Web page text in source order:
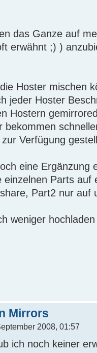
das Ganze auf
erwähnt ;) )
Hoster mischen
jeder Hoster
Hostern
bekommen
Verfügung
eine Ergänzung
einzelnen Parts auf
Part2 nur auf
weniger
Mirrors
2008, 01:57
ich noch keiner